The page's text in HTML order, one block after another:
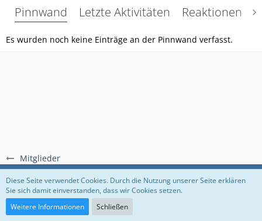
Mitglieder
Pinnwand Letzte Aktivitäten Reaktionen
Es wurden noch keine Einträge an der Pinnwand verfasst.
Regeln Datenschutzerklärung Impressum
Community-Software:
Diese Seite verwendet Cookies. Durch die Nutzung unserer Seite erklären
Sie sich damit einverstanden, dass wir Cookies setzen.
Weitere Informationen
Schließen